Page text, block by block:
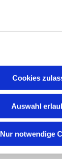
Cookies
Auswahl
Nur notwendige